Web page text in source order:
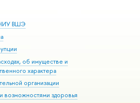
ВШЭ
об имуществе и
характера
организации
возможностями здоровья